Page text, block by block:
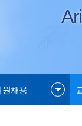
원채용